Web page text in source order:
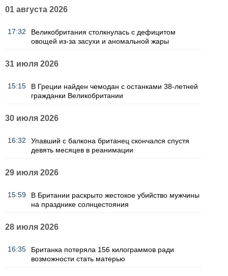
01 августа 2026
17:32
Великобритания столкнулась с дефицитом
овощей из-за засухи и аномальной жары
31 июля 2026
15:15
В Греции найден чемодан с останками 38-летней
гражданки Великобритании
30 июля 2026
16:32
Упавший с балкона британец скончался спустя
девять месяцев в реанимации
29 июля 2026
15:59
В Британии раскрыто жестокое убийство мужчины
на празднике солнцестояния
28 июля 2026
16:35
Британка потеряла 156 килограммов ради
возможности стать матерью